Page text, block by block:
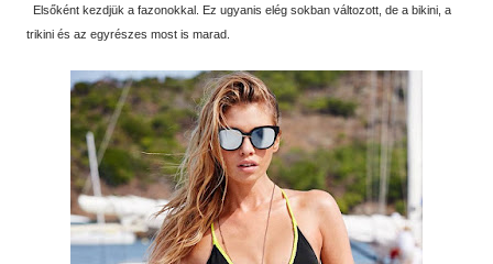
Elsőként kezdjük a fazonokkal. Ez ugyanis elég sokban változott, de a bikini, a
trikini és az egyrészes most is marad.